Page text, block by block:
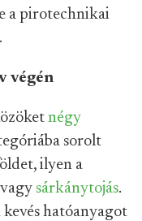
a pirotechnikai
végén
négy
sorolt
ilyen a
vagy sárkánytojás.
hatóanyagot